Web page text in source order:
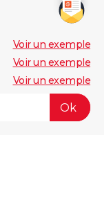
Voir un exemple
Voir un exemple
Voir un exemple